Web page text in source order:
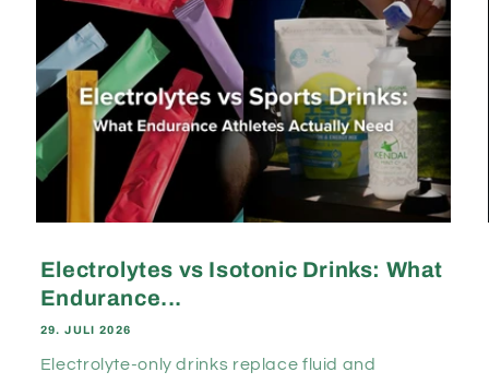
Electrolytes vs Isotonic Drinks: What
Endurance...
29. JULI 2026
Electrolyte-only drinks replace fluid and